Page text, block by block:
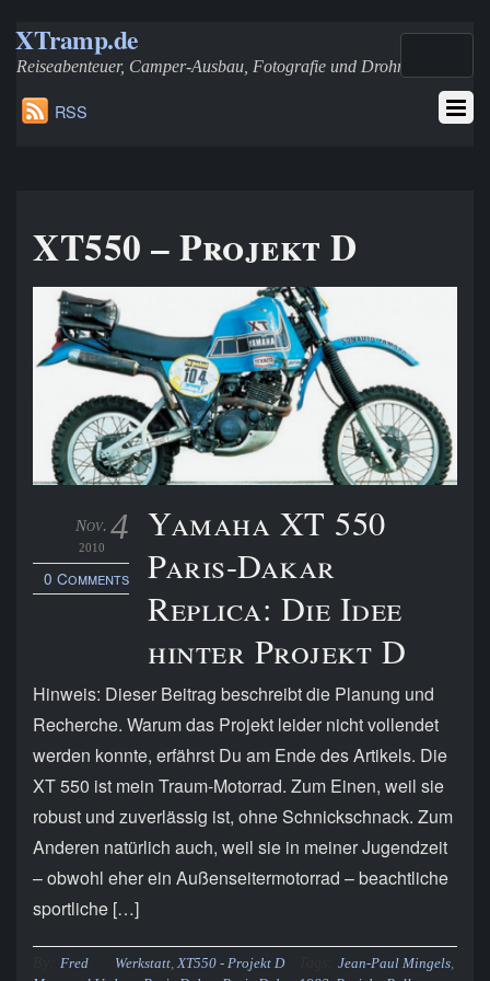
XTramp.de
Reiseabenteuer, Camper-Ausbau, Fotografie und Drohnen
RSS
XT550 – Projekt D
4
Nov.
2010
0 Comments
Yamaha XT 550
Paris-Dakar
Replica: Die Idee
hinter Projekt D
Hinweis: Dieser Beitrag beschreibt die Planung und
Recherche. Warum das Projekt leider nicht vollendet
werden konnte, erfährst Du am Ende des Artikels. Die
XT 550 ist mein Traum-Motorrad. Zum Einen, weil sie
robust und zuverlässig ist, ohne Schnickschnack. Zum
Anderen natürlich auch, weil sie in meiner Jugendzeit
– obwohl eher ein Außenseitermotorrad – beachtliche
sportliche […]
Fred Werkstatt,XT550 - Projekt D Jean-Paul Mingels,